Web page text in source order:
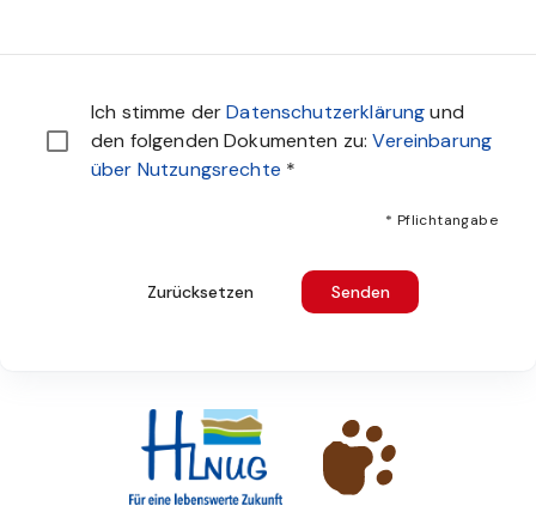
Ich stimme derDatenschutzerklärungund
den folgenden Dokumenten zu:Vereinbarung
über Nutzungsrechte *
* Pflichtangabe
Zurücksetzen Senden